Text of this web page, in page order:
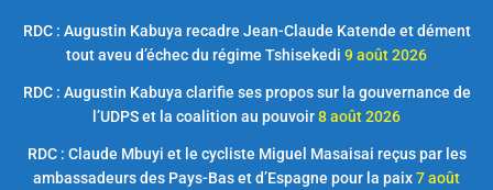
RDC : Augustin Kabuya recadre Jean-Claude Katende et dément
tout aveu d’échec du régime Tshisekedi 9 août 2026
RDC : Augustin Kabuya clarifie ses propos sur la gouvernance de
l’UDPS et la coalition au pouvoir8 août 2026
RDC : Claude Mbuyi et le cycliste Miguel Masaisai reçus par les
ambassadeurs des Pays-Bas et d’Espagne pour la paix7 août